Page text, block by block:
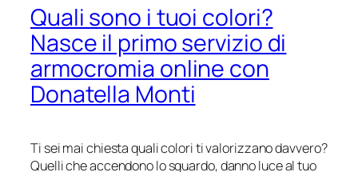
Quali sono i tuoi colori?
Nasce il primo servizio di
armocromia online con
Donatella Monti
Ti sei mai chiesta quali colori ti valorizzano davvero?
Quelli che accendono lo sguardo, danno luce al tuo